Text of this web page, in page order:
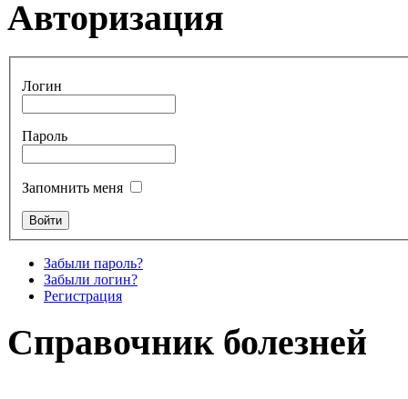
Авторизация
Логин
Пароль
Запомнить меня
Забыли пароль?
Забыли логин?
Регистрация
Справочник болезней